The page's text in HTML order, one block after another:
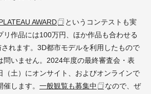
AWARD
というコンテストも実
リ作品には100万円、ほか作品も合わせる
れます。3D都市モデルを利用したもので
問いません。2024年度の最終審査会・表
（土）にオンサイト、およびオンラインで
します。 一般観覧も募集中
なので、ぜ